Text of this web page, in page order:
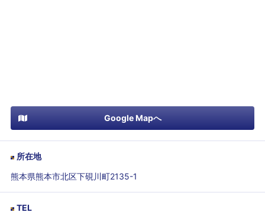
Google Mapへ
所在地
熊本県熊本市北区下硯川町2135-1
TEL